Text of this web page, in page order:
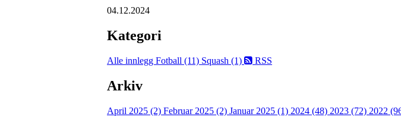
04.12.2024
Kategori
Alle innlegg Fotball (11) Squash (1) RSS
Arkiv
April 2025 (2) Februar 2025 (2) Januar 2025 (1) 2024 (48) 2023 (72) 2022